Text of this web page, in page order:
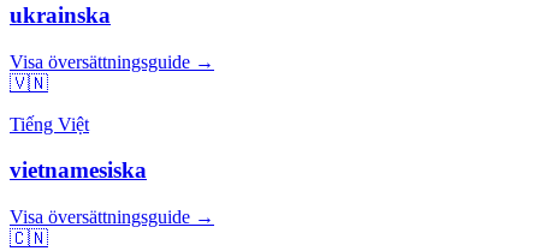
ukrainska
Visa översättningsguide →
🇻🇳
Tiếng Việt
vietnamesiska
Visa översättningsguide →
🇨🇳